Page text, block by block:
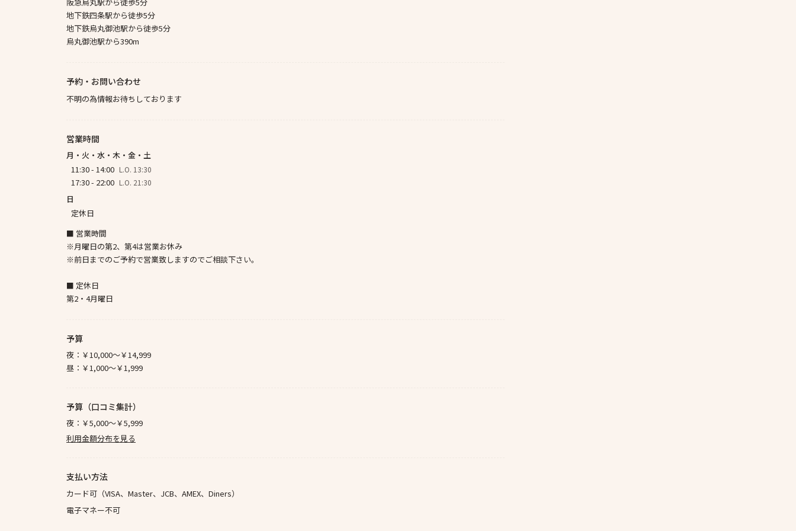
地下鉄四条駅から徒歩5分
地下鉄烏丸御池駅から徒歩5分
烏丸御池駅から390m
予約・お問い合わせ
不明の為情報お待ちしております
営業時間
月・火・水・木・金・土
11:30 - 14:00 L.O. 13:30
17:30 - 22:00 L.O. 21:30
日
定休日
■ 営業時間
※月曜日の第2、第4は営業お休み
※前日までのご予約で営業致しますのでご相談下さい。
■ 定休日
第2・4月曜日
予算
夜： ￥10,000～￥14,999
昼： ￥1,000～￥1,999
予算（口コミ集計）
夜： ￥5,000～￥5,999
利用金額分布を見る
支払い方法
カード可（VISA、Master、JCB、AMEX、Diners）
電子マネー不可